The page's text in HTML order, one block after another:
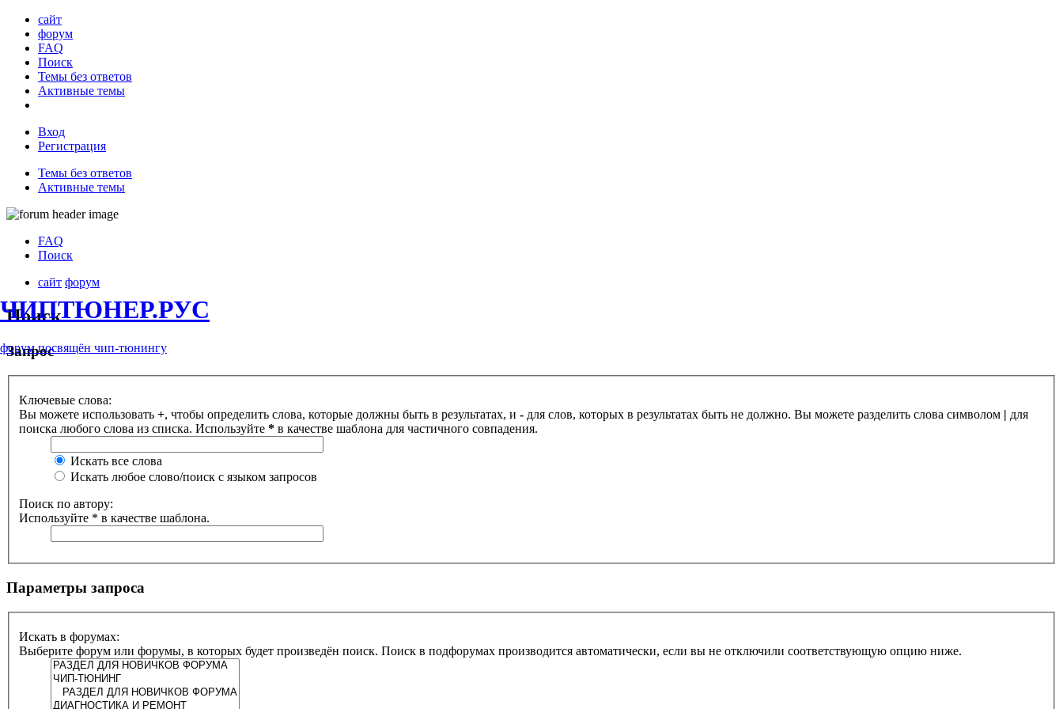
сайт
форум
FAQ
Поиск
Темы без ответов
Активные темы
Вход
Регистрация
Темы без ответов
Активные темы
ЧИПТЮНЕР.РУС
форум посвящён чип-тюнингу
FAQ
Поиск
сайт форум
Поиск
Запрос
Ключевые слова:
Вы можете использовать +, чтобы определить слова, которые должны быть в результатах, и - для слов, которых в результатах быть не должно. Вы можете разделить слова символом | для
поиска любого слова из списка. Используйте * в качестве шаблона для частичного совпадения.
Искать все слова
Искать любое слово/поиск с языком запросов
Поиск по автору:
Используйте * в качестве шаблона.
Параметры запроса
Искать в форумах:
Выберите форум или форумы, в которых будет произведён поиск. Поиск в подфорумах производится автоматически, если вы не отключили соответствующую опцию ниже.